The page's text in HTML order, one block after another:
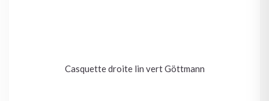
Casquette droite lin vert Göttmann